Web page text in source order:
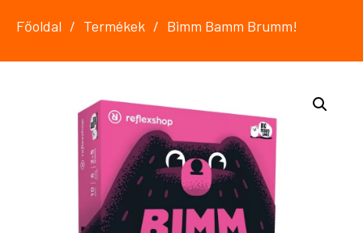
Főoldal Termékek Bimm Bamm Brumm!